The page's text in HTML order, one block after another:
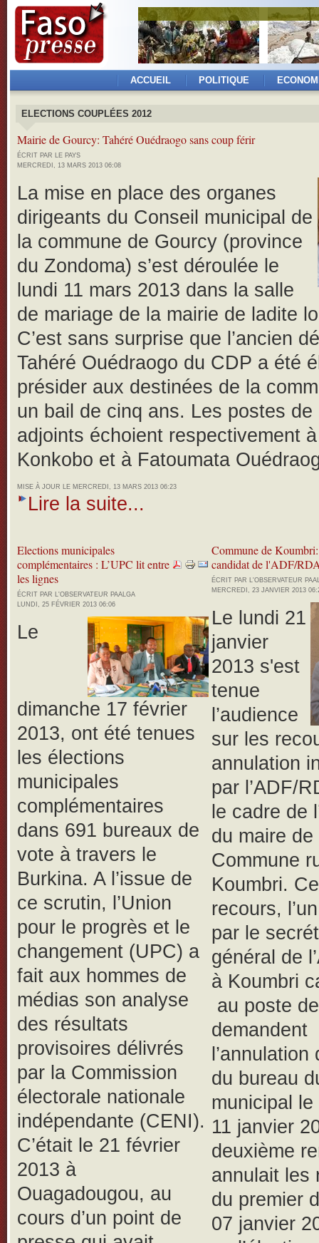
ACCUEIL POLITIQUE
ELECTIONS COUPLÉES 2012
Mairie de Gourcy: Tahéré Ouédraogo sans coup férir
ÉCRIT PAR LE PAYS
MERCREDI, 13 MARS 2013 06:08
La mise en place des organes
dirigeants du Conseil municipal de
la commune de Gourcy (province
du Zondoma) s’est déroulée le
lundi 11 mars 2013 dans la salle
de mariage de la mairie de ladite
C’est sans surprise que l’ancien
Tahéré Ouédraogo du CDP a été
présider aux destinées de la
un bail de cinq ans. Les postes de
adjoints échoient respectivement
Konkobo et à Fatoumata
MISE À JOUR LE MERCREDI, 13 MARS 2013 06:23
Lire la suite...
Elections municipales
complémentaires : L’UPC lit entre
les lignes
ÉCRIT PAR L'OBSERVATEUR PAALGA
LUNDI, 25 FÉVRIER 2013 06:06
Le
dimanche 17 février
2013, ont été tenues
les élections
municipales
complémentaires
dans 691 bureaux de
vote à travers le
Burkina. A l’issue de
ce scrutin, l’Union
pour le progrès et le
changement (UPC) a
fait aux hommes de
médias son analyse
des résultats
provisoires délivrés
par la Commission
électorale nationale
indépendante (CENI).
C’était le 21 février
2013 à
Ouagadougou, au
cours d’un point de
Commune de
candidat de l'ADF/
ÉCRIT PAR L'OBSERVATEUR
MERCREDI, 23 JANVIER 2013
Le lundi 21
janvier
2013 s'est
tenue
l’audience
sur les
annulation
par l’ADF/
le cadre de
du maire de
Commune
Koumbri.
recours,
par le
général de
à Koumbri
au poste
demandent
du bureau
municipal
11 janvier
deuxième
annulait les
du premier
07 janvier